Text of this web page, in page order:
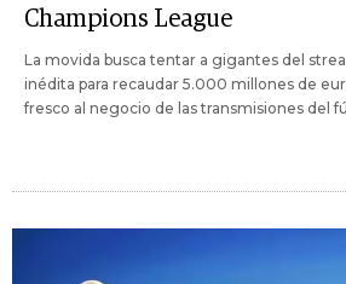
Champions League
La movida busca tentar a gigantes del
inédita para recaudar 5.000 millones de
fresco al negocio de las transmisiones del